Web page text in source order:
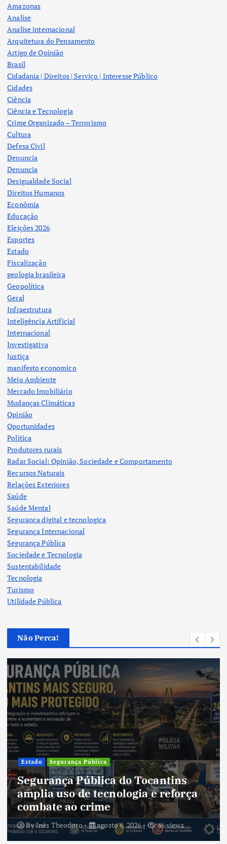
Amazonas
Analise
Analise internacional
Arquitetura do Pensamento
Artigo de Opinião
Brasil
Cidadania | Direitos | Serviço | Interesse Público
Cidades
Ciência
Ciência e Tecnologia
Crime Organizado – Terrorismo
Cultura
Defesa Civil
Denuncia
Denuncia
Desigualdade Social
Direitos Humanos
Econômia
Educação
Eleições 2026
Esportes
Estado
Fiscalização
geologia brasileira
Geopolítica
Geral
Infraestrutura
Inteligência Artificial
Internacional
Investigativa
Justiça
manifesto economico
Meio Ambiente
Mercado Imobiliário
Mudanças Climáticas
Opinião
Oportunidades
Política
Produtores rurais
Radar Social: Opinião, Sociedade e Comportamento
Recursos Naturais
Relações Exteriores
Saúde
Saúde Mental
Segurança digital e tecnologica
Segurança Internacional
Segurança Pública
Sociedade e Tecnologia
Sustentabilidade
Tecnologia
Turismo
Utilidade Pública
Não Perca!
Estado Segurança Pública
Segurança Pública do Tocantins
amplia uso de tecnologia e reforça
combate ao crime
ByInês Theodoro agosto 6, 2026 46 views